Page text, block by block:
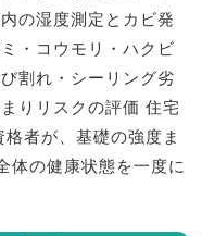
の湿度測定とカビ発
・コウモリ・ハクビ
割れ・シーリング劣
りリスクの評価 住宅
者が、基礎の強度ま
体の健康状態を一度に